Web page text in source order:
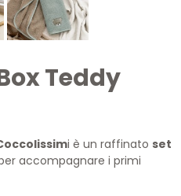
Teddy
i è un raffinato set
accompagnare i primi
qualità e stile Made in